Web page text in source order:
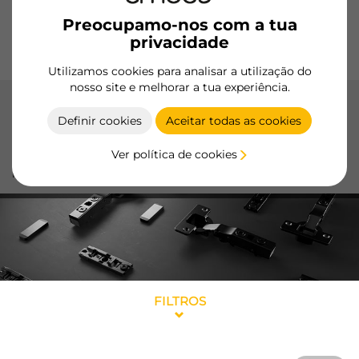
Preocupamo-nos com a tua
privacidade
Utilizamos cookies para analisar a utilização do
nosso site e melhorar a tua experiência.
Definir cookies Aceitar todas as cookies
Ver política de cookies
Cozinha Montagem
Puxadores Bases Expositores
Dobradiças
fechamento suave e alta durabilidade. Fabricadas em aço e
ligas resistentes.
FILTROS